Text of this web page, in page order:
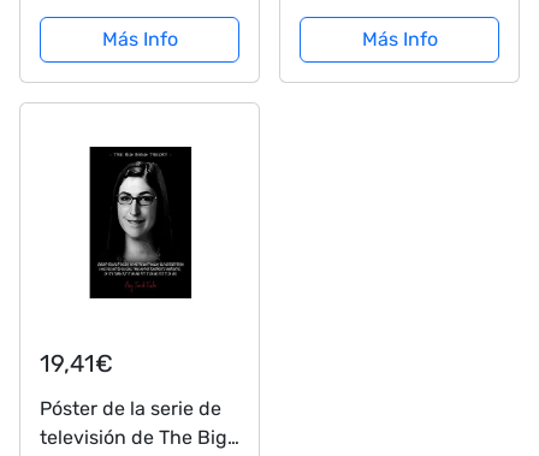
Más Info
decoración de pared,
para sala de estar,
decoración del hogar,
Más Info
19,41€
Póster de la serie de
televisión de The Big